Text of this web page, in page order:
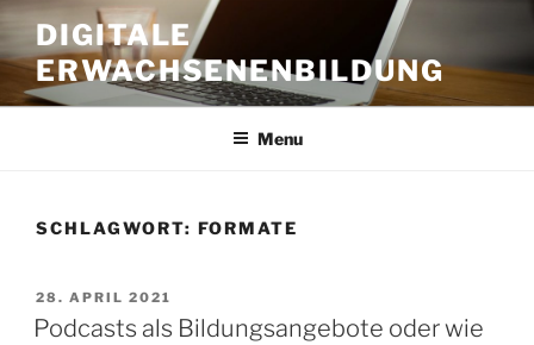
Skip
content
DIGITALE
ERWACHSENENBILDUNG
Menu
SCHLAGWORT: FORMATE
POSTED
ON
28. APRIL 2021
Podcasts als Bildungsangebote oder wie